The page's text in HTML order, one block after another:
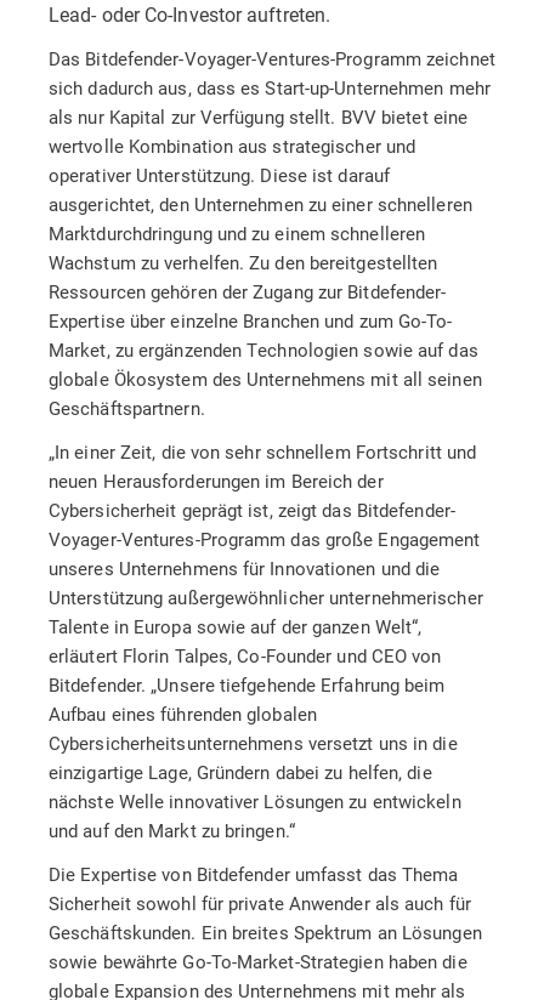
Lead- oder Co-Investor auftreten.
Das Bitdefender-Voyager-Ventures-Programm zeichnet
sich dadurch aus, dass es Start-up-Unternehmen mehr
als nur Kapital zur Verfügung stellt. BVV bietet eine
wertvolle Kombination aus strategischer und
operativer Unterstützung. Diese ist darauf
ausgerichtet, den Unternehmen zu einer schnelleren
Marktdurchdringung und zu einem schnelleren
Wachstum zu verhelfen. Zu den bereitgestellten
Ressourcen gehören der Zugang zur Bitdefender-
Expertise über einzelne Branchen und zum Go-To-
Market, zu ergänzenden Technologien sowie auf das
globale Ökosystem des Unternehmens mit all seinen
Geschäftspartnern.
„In einer Zeit, die von sehr schnellem Fortschritt und
neuen Herausforderungen im Bereich der
Cybersicherheit geprägt ist, zeigt das Bitdefender-
Voyager-Ventures-Programm das große Engagement
unseres Unternehmens für Innovationen und die
Unterstützung außergewöhnlicher unternehmerischer
Talente in Europa sowie auf der ganzen Welt“,
erläutert Florin Talpes, Co-Founder und CEO von
Bitdefender. „Unsere tiefgehende Erfahrung beim
Aufbau eines führenden globalen
Cybersicherheitsunternehmens versetzt uns in die
einzigartige Lage, Gründern dabei zu helfen, die
nächste Welle innovativer Lösungen zu entwickeln
und auf den Markt zu bringen.“
Die Expertise von Bitdefender umfasst das Thema
Sicherheit sowohl für private Anwender als auch für
Geschäftskunden. Ein breites Spektrum an Lösungen
sowie bewährte Go-To-Market-Strategien haben die
globale Expansion des Unternehmens mit mehr als